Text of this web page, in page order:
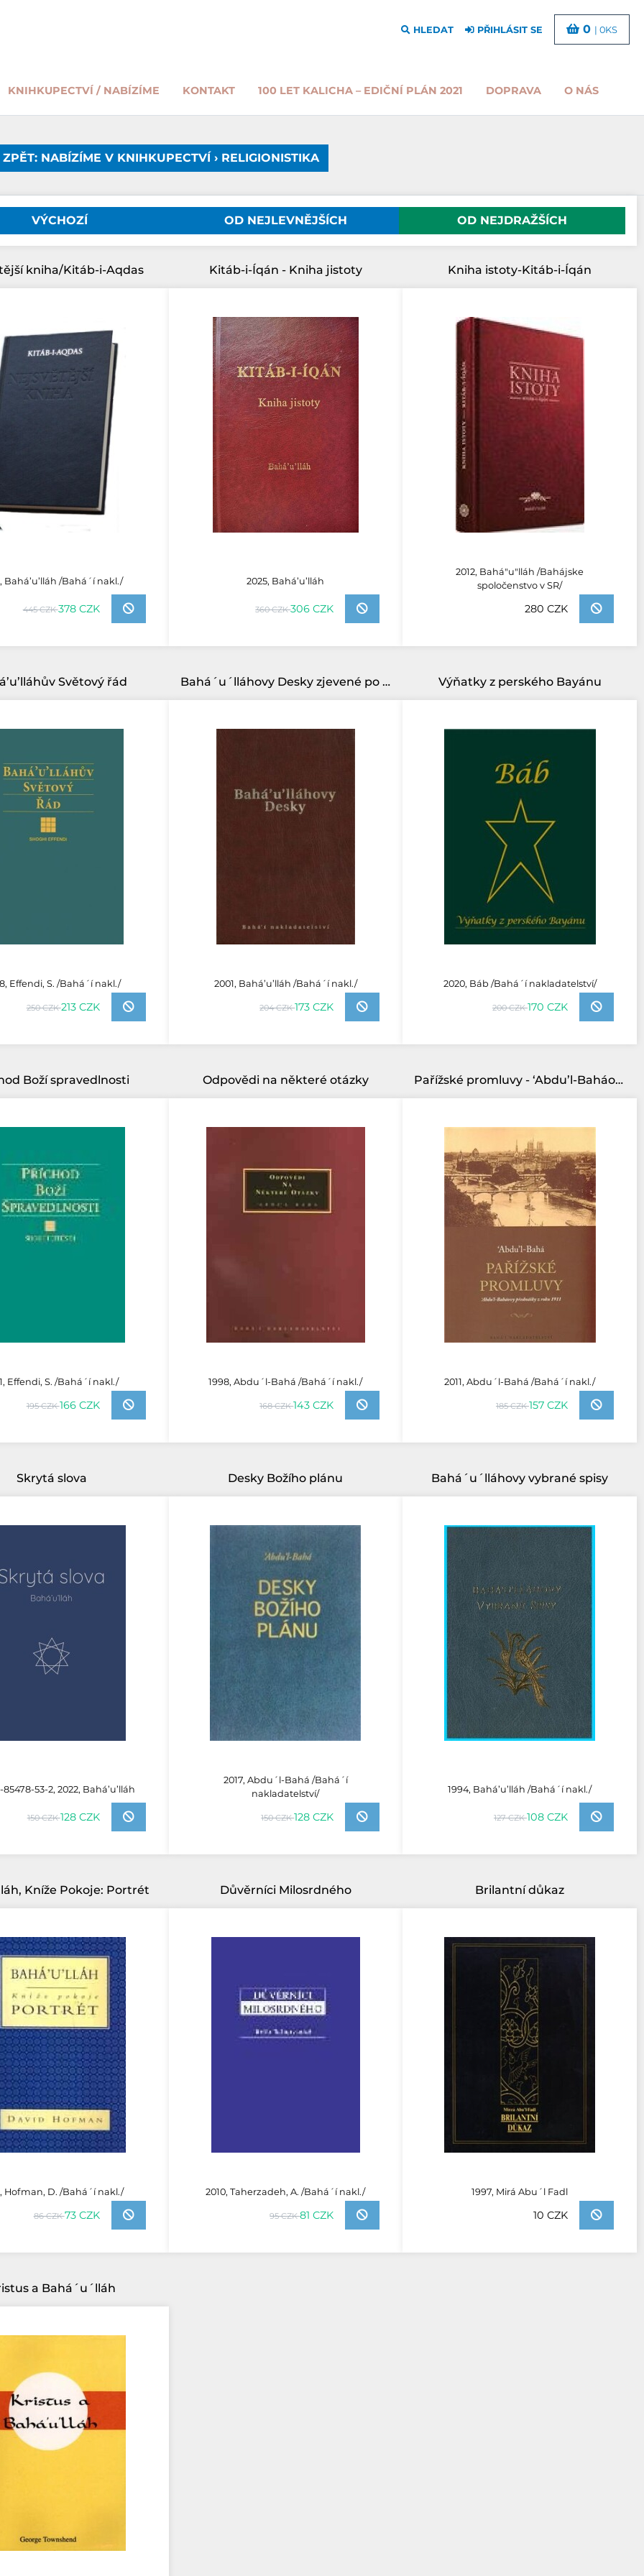
KNIHKUPECTVÍ / NABÍZÍME KONTAKT 100 LET KALICHA – EDIČNÍ PLÁN 2021 DOPRAVA O NÁS
HLEDAT PŘIHLÁSIT SE 0 | 0KS
ZPĚT: NABÍZÍME V KNIHKUPECTVÍ › RELIGIONISTIKA
VÝCHOZÍ OD NEJLEVNĚJŠÍCH OD NEJDRAŽŠÍCH
kniha/Kitáb-i-Aqdas
Bahá’u’lláh /Bahá´í nakl./
445 CZK378 CZK
Kitáb-i-Íqán - Kniha jistoty
2025, Bahá’u’lláh
360 CZK306 CZK
Kniha istoty-Kitáb-i-Íqán
2012, Bahá"u"lláh /Bahájske
spoločenstvo v SR/
280 CZK
Světový řád
Effendi, S. /Bahá´í nakl./
250 CZK213 CZK
Bahá´u´lláhovy Desky zjevené po Kitáb-i-Aqdas
2001, Bahá’u’lláh /Bahá´í nakl./
204 CZK173 CZK
Výňatky z perského Bayánu
2020, Báb /Bahá´í nakladatelství/
200 CZK170 CZK
Boží spravedlnosti
Effendi, S. /Bahá´í nakl./
195 CZK166 CZK
Odpovědi na některé otázky
1998, Abdu´l-Bahá /Bahá´í nakl./
168 CZK143 CZK
Pařížské promluvy - ‘Abdu’l-Baháovy přednášky z roku 1911
2011, Abdu´l-Bahá /Bahá´í nakl./
185 CZK157 CZK
Skrytá slova
53-2, 2022, Bahá’u’lláh
150 CZK128 CZK
Desky Božího plánu
2017, Abdu´l-Bahá /Bahá´í
nakladatelství/
150 CZK128 CZK
Bahá´u´lláhovy vybrané spisy
1994, Bahá’u’lláh /Bahá´í nakl./
127 CZK108 CZK
Kníže Pokoje: Portrét
Hofman, D. /Bahá´í nakl./
86 CZK73 CZK
Důvěrníci Milosrdného
2010, Taherzadeh, A. /Bahá´í nakl./
95 CZK81 CZK
Brilantní důkaz
1997, Mirá Abu´l Fadl
10 CZK
a Bahá´u´lláh